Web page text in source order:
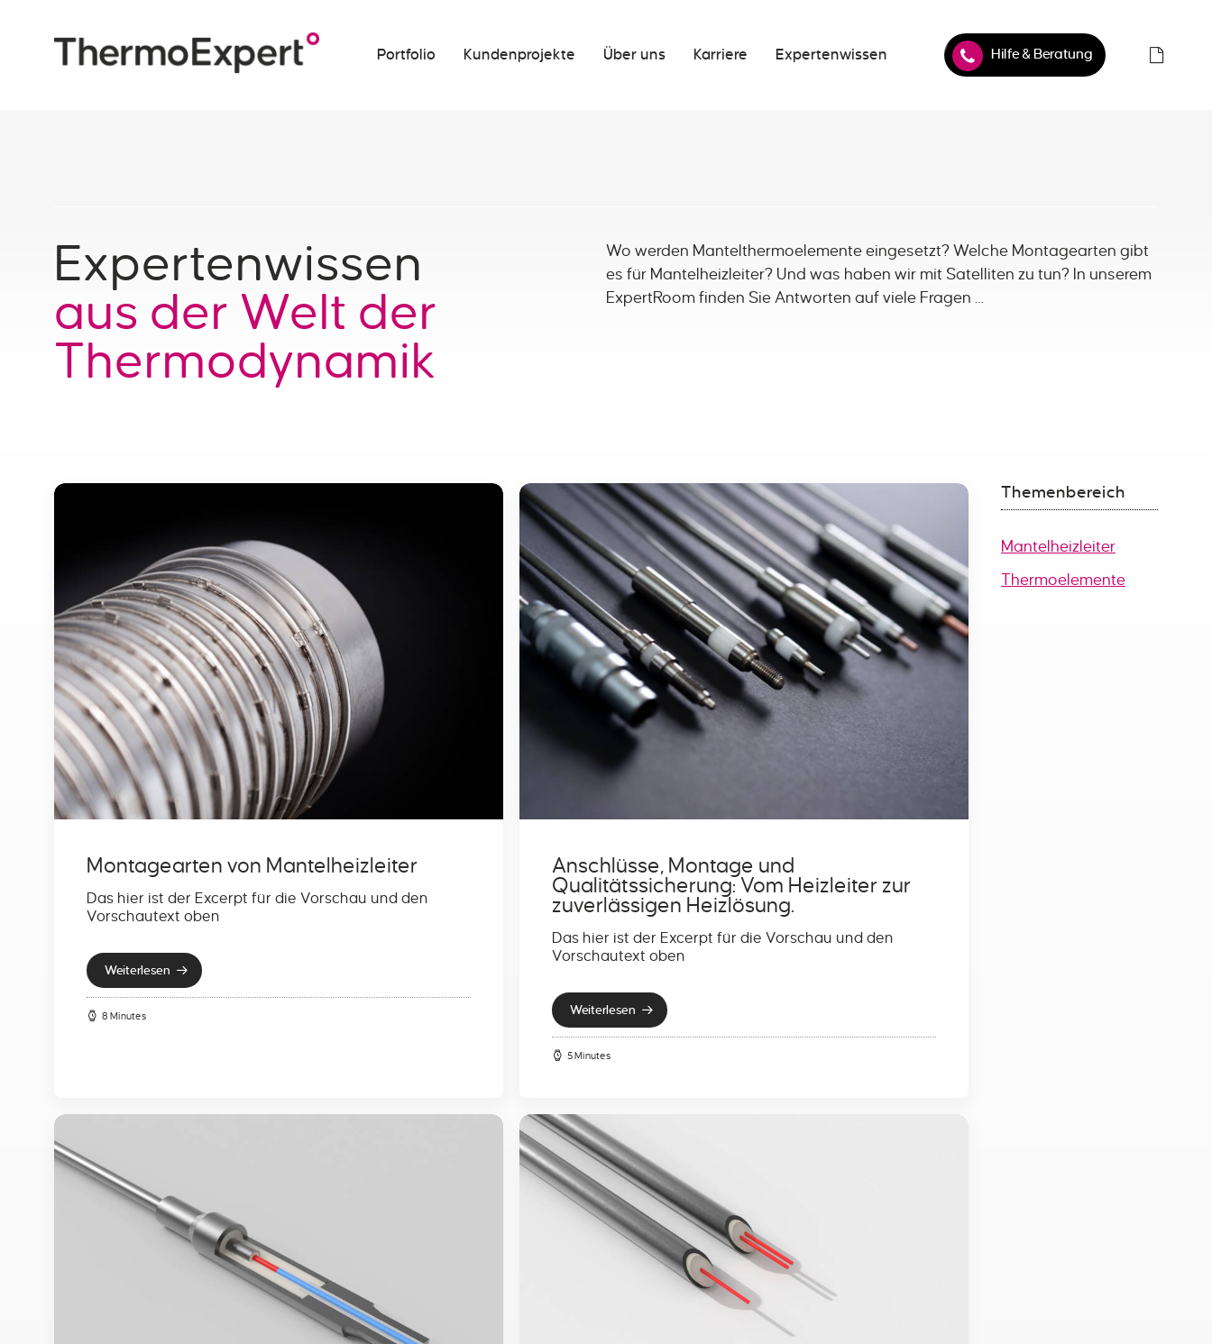
Portfolio Kundenprojekte Über uns Karriere Expertenwissen Hilfe & Beratung
Expertenwissen
aus der Welt der
Thermodynamik
Wo werden Mantelthermoelemente eingesetzt? Welche Montagearten gibt
es für Mantelheizleiter? Und was haben wir mit Satelliten zu tun? In unserem
ExpertRoom finden Sie Antworten auf viele Fragen …
Montagearten von Mantelheizleiter
Das hier ist der Excerpt für die Vorschau und den
Vorschautext oben
Weiterlesen
8 Minutes
Anschlüsse, Montage und
Qualitätssicherung: Vom Heizleiter zur
zuverlässigen Heizlösung.
Das hier ist der Excerpt für die Vorschau und den
Vorschautext oben
Weiterlesen
5 Minutes
Themenbereich
Mantelheizleiter
Thermoelemente